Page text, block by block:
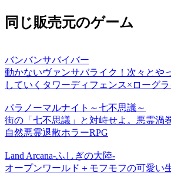
同じ販売元のゲーム
バンバンサバイバー
動かないヴァンサバライク！次々とや
していくタワーディフェンス×ローグラ
パラノーマルナイト～七不思議～
街の「七不思議」と対峙せよ。悪霊渦
自然悪霊退散ホラーRPG
Land Arcana-ふしぎの大陸-
オープンワールド＋モフモフの可愛い